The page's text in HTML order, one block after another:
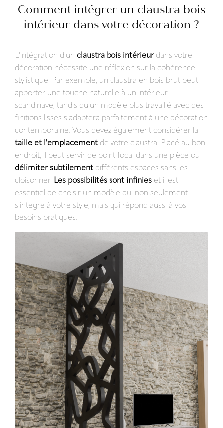
Comment intégrer un claustra bois
intérieur dans votre décoration ?
L'intégration d'un claustra bois intérieurdans votre
décoration nécessite une réflexion sur la cohérence
stylistique. Par exemple, un claustra en bois brut peut
apporter une touche naturelle à un intérieur
scandinave, tandis qu'un modèle plus travaillé avec des
finitions lisses s'adaptera parfaitement à une décoration
contemporaine. Vous devez également considérer la
taille et l'emplacement de votre claustra. Placé au bon
endroit, il peut servir de point focal dans une pièce ou
délimiter subtilement différents espaces sans les
cloisonner. Les possibilités sont infinies et il est
essentiel de choisir un modèle qui non seulement
s'intègre à votre style, mais qui répond aussi à vos
besoins pratiques.